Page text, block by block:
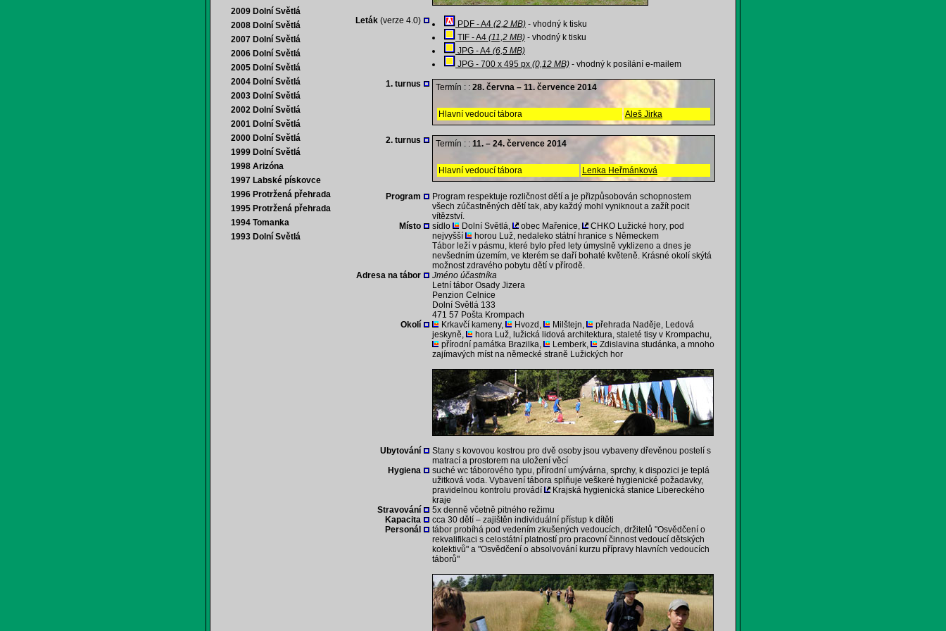
2009 Dolní Světlá
2008 Dolní Světlá
2007 Dolní Světlá
2006 Dolní Světlá
2005 Dolní Světlá
2004 Dolní Světlá
2003 Dolní Světlá
2002 Dolní Světlá
2001 Dolní Světlá
2000 Dolní Světlá
1999 Dolní Světlá
1998 Arizóna
1997 Labské pískovce
1996 Protržená přehrada
1995 Protržená přehrada
1994 Tomanka
1993 Dolní Světlá
Leták (verze 4.0) PDF - A4 (2,2 MB) - vhodný k tisku
TIF - A4 (11,2 MB) - vhodný k tisku
JPG - A4 (6,5 MB)
JPG - 700 x 495 px (0,12 MB) - vhodný k posílání e-mailem
1. turnus
Termín : : 28. června – 11. července 2014
Hlavní vedoucí tábora Aleš Jirka
2. turnus Termín : : 11. – 24. července 2014
Hlavní vedoucí tábora Lenka Heřmánková
Program
Program respektuje rozličnost dětí a je přizpůsobován schopnostem
všech zúčastněných dětí tak, aby každý mohl vyniknout a zažít pocit
vítězství.
Místo
sídlo Dolní Světlá, obec Mařenice,
CHKO Lužické hory, pod
nejvyšší
horou Luž, nedaleko státní hranice s Německem
Tábor leží v pásmu, které bylo před lety úmyslně vyklizeno a dnes je
nevšedním územím, ve kterém se daří bohaté květeně. Krásné okolí skýtá
možnost zdravého pobytu dětí v přírodě.
Adresa na tábor
Jméno účastníka
Letní tábor Osady Jizera
Penzion Celnice
Dolní Světlá 133
471 57 Pošta Krompach
Okolí
Krkavčí kameny, Hvozd, Milštejn,
přehrada Naděje, Ledová
jeskyně,
hora Luž, lužická lidová architektura, staleté tisy v Krompachu,
přírodní památka Brazilka,
Lemberk,
Zdislavina studánka, a mnoho
zajímavých míst na německé straně Lužických hor
Ubytování
Stany s kovovou kostrou pro dvě osoby jsou vybaveny dřevěnou postelí s
matrací a prostorem na uložení věcí
Hygiena
suché wc táborového typu, přírodní umývárna, sprchy, k dispozici je teplá
užitková voda. Vybavení tábora splňuje veškeré hygienické požadavky,
pravidelnou kontrolu provádí
Krajská hygienická stanice Libereckého
kraje
Stravování
5x denně včetně pitného režimu
Kapacita
cca 30 dětí – zajištěn individuální přístup k dítěti
Personál
tábor probíhá pod vedením zkušených vedoucích, držitelů "Osvědčení o
rekvalifikaci s celostátní platností pro pracovní činnost vedoucí dětských
kolektivů" a "Osvědčení o absolvování kurzu přípravy hlavních vedoucích
táborů"